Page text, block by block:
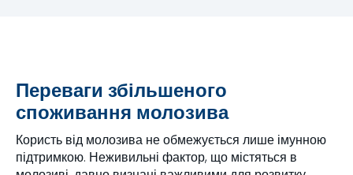
Переваги збільшеного
споживання молозива
Користь від молозива не обмежується лише імунною
підтримкою. Неживильні фактор, що містяться в